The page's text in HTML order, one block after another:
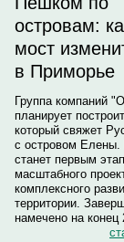
островам:
мост
в Приморье
Группа компаний
планирует
который свяжет
с островом Елены.
станет первым
масштабного
комплексного
территории.
намечено на конец